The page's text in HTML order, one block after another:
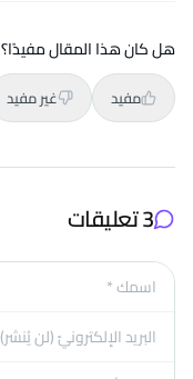
هل كان هذا المقال مفيدًا؟
مفيد غير مفيد
3 تعليقات